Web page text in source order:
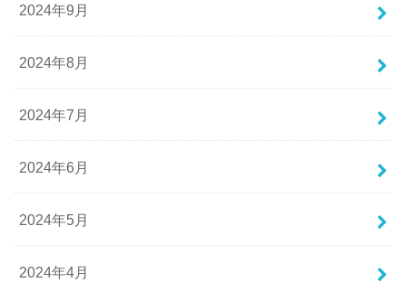
2024年9月
2024年8月
2024年7月
2024年6月
2024年5月
2024年4月